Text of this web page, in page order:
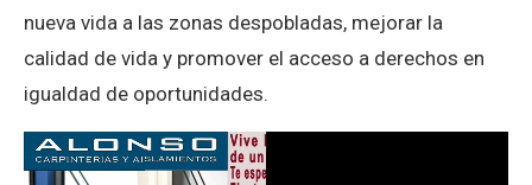
nueva vida a las zonas despobladas, mejorar la
calidad de vida y promover el acceso a derechos en
igualdad de oportunidades.